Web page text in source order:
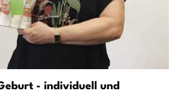
- individuell und